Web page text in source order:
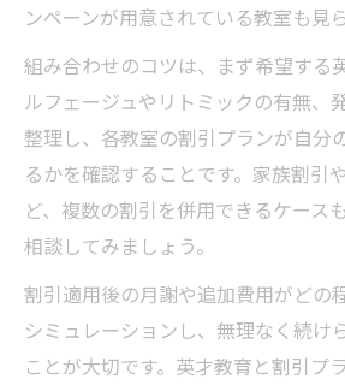
ンペーンが用意されている教室も見
組み合わせのコツは、まず希望する
ルフェージュやリトミックの有無、
整理し、各教室の割引プランが自分
るかを確認することです。家族割引
ど、複数の割引を併用できるケース
相談してみましょう。
割引適用後の月謝や追加費用がどの
シミュレーションし、無理なく続け
ことが大切です。英才教育と割引プ